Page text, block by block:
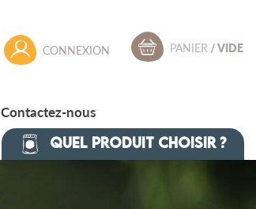
PANIER /VIDE
CONNEXION
Contactez-nous
Quel produit choisir ?